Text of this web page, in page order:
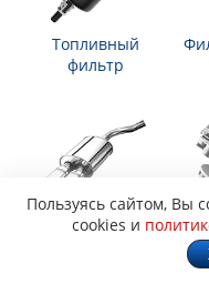
Топливный
фильтр
Глушитель
Пользуясь сайтом, Вы
cookies и